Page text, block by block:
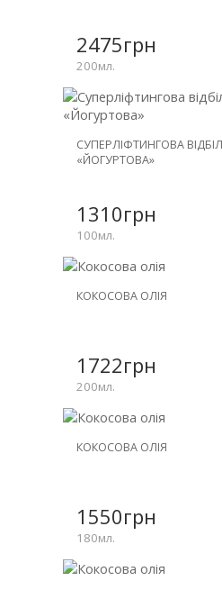
2475грн
200мл.
СУПЕРЛІФТИНГОВА
«ЙОГУРТОВА»
1310грн
100мл.
КОКОСОВА ОЛІЯ
1722грн
200мл.
КОКОСОВА ОЛІЯ
1550грн
180мл.